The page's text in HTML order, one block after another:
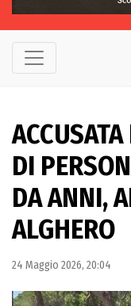
DI
DA ANNI,
ALGHERO
24 Maggio 2026, 20:04